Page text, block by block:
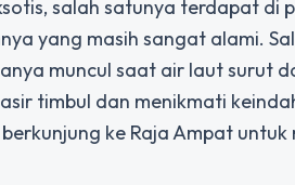
salah satunya terdapat di
yang masih sangat alami.
muncul saat air laut surut
timbul dan menikmati
ke Raja Ampat